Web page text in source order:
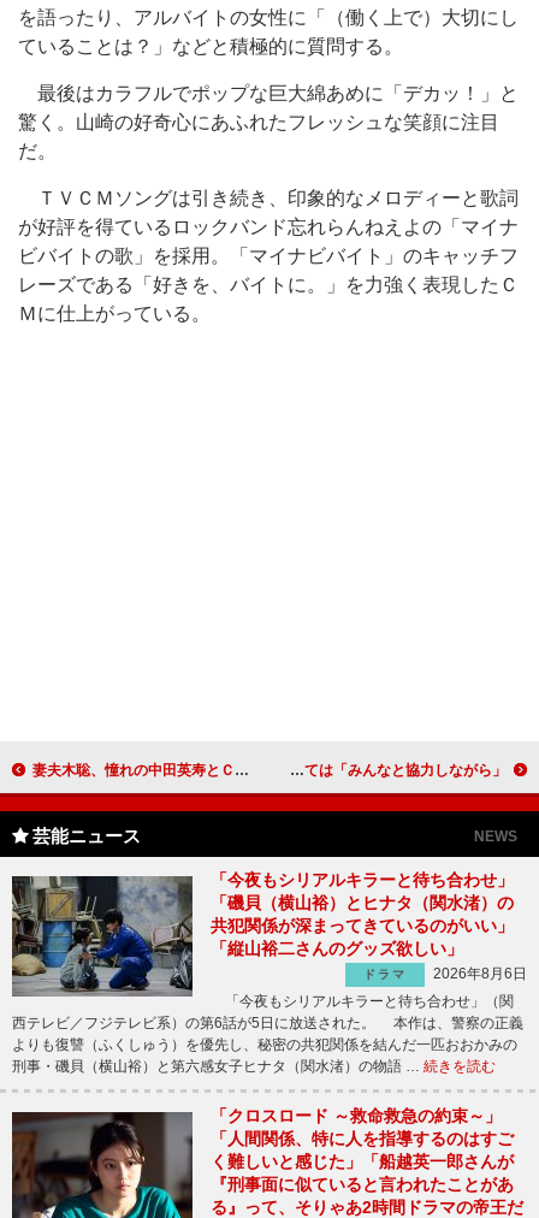
を語ったり、アルバイトの女性に「（働く上で）大切にし
ていることは？」などと積極的に質問する。
最後はカラフルでポップな巨大綿あめに「デカッ！」と
驚く。山崎の好奇心にあふれたフレッシュな笑顔に注目
だ。
ＴＶＣＭソングは引き続き、印象的なメロディーと歌詞
が好評を得ているロックバンド忘れらんねえよの「マイナ
ビバイトの歌」を採用。「マイナビバイト」のキャッチフ
レーズである「好きを、バイトに。」を力強く表現したＣ
Ｍに仕上がっている。
妻夫木聡、憧れの中田英寿とＣＭ共演 撮影中には引退の真意についても直撃！ 土屋アンナ、第３子誕生で多忙も笑顔 子育ては「みんなと協力しながら」
芸能ニュース NEWS
「今夜もシリアルキラーと待ち合わせ」
「磯貝（横山裕）とヒナタ（関水渚）の
共犯関係が深まってきているのがいい」
「縦山裕二さんのグッズ欲しい」
ドラマ
2026年8月6日
「今夜もシリアルキラーと待ち合わせ」（関
西テレビ／フジテレビ系）の第6話が5日に放送された。 本作は、警察の正義
よりも復讐（ふくしゅう）を優先し、秘密の共犯関係を結んだ一匹おおかみの
刑事・磯貝（横山裕）と第六感女子ヒナタ（関水渚）の物語 … 続きを読む
「クロスロード ～救命救急の約束～」
「人間関係、特に人を指導するのはすご
く難しいと感じた」「船越英一郎さんが
『刑事面に似ていると言われたことがあ
る』って、そりゃあ2時間ドラマの帝王だ